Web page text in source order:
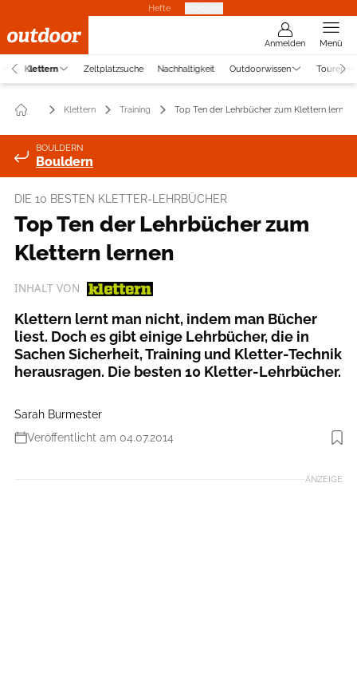
Hefte
Anmelden Menü
Klettern Zeltplatzsuche Nachhaltigkeit Outdoorwissen Touren
Klettern Training Top Ten der Lehrbücher zum Klettern lernen
BOULDERN
Bouldern
DIE 10 BESTEN KLETTER-LEHRBÜCHER
Top Ten der Lehrbücher zum
Klettern lernen
INHALT VON
Klettern lernt man nicht, indem man Bücher
liest. Doch es gibt einige Lehrbücher, die in
Sachen Sicherheit, Training und Kletter-Technik
herausragen. Die besten 10 Kletter-Lehrbücher.
Sarah Burmester
Veröffentlicht am 04.07.2014
Foto: www.klettern.de
ANZEIGE